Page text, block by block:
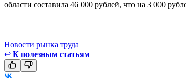
области составила 46 000 рублей, что на 3 000
Новости рынка труда
↩ К полезным статьям